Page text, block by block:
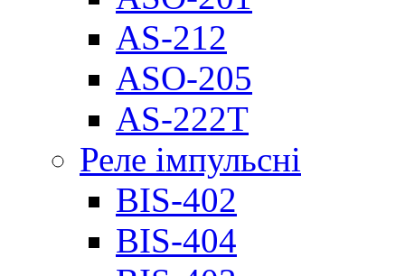
AS-212
ASO-205
AS-222T
Реле імпульсні
BIS-402
BIS-404